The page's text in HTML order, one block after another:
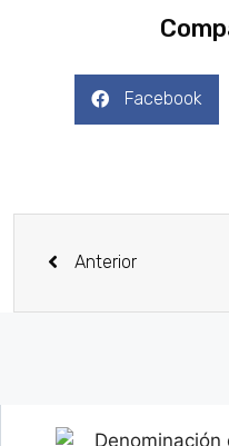
Facebook
Anterior